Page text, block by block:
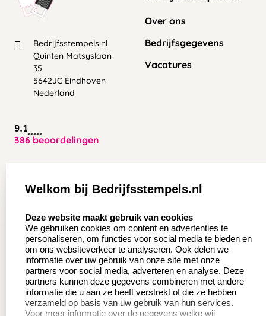
Bedrijfsstempels.nl
Quinten Matsyslaan
35
5642JC Eindhoven
Nederland
9.1
386 beoordelingen
Over ons
Bedrijfsgegevens
Vacatures
Aanvraag op maat
Wederverkoper
worden
Sale
Betaling & Verzending
Contact opnemen
Veel gestelde vragen
Retourneren
Herroepingsrecht
Welkom bij Bedrijfsstempels.nl
Deze website maakt gebruik van cookies
We gebruiken cookies om content en advertenties te
personaliseren, om functies voor social media te bieden en
om ons websiteverkeer te analyseren. Ook delen we
informatie over uw gebruik van onze site met onze
partners voor social media, adverteren en analyse. Deze
partners kunnen deze gegevens combineren met andere
informatie die u aan ze heeft verstrekt of die ze hebben
verzameld op basis van uw gebruik van hun services.
Voor meer informatie over de gegevens welke wij